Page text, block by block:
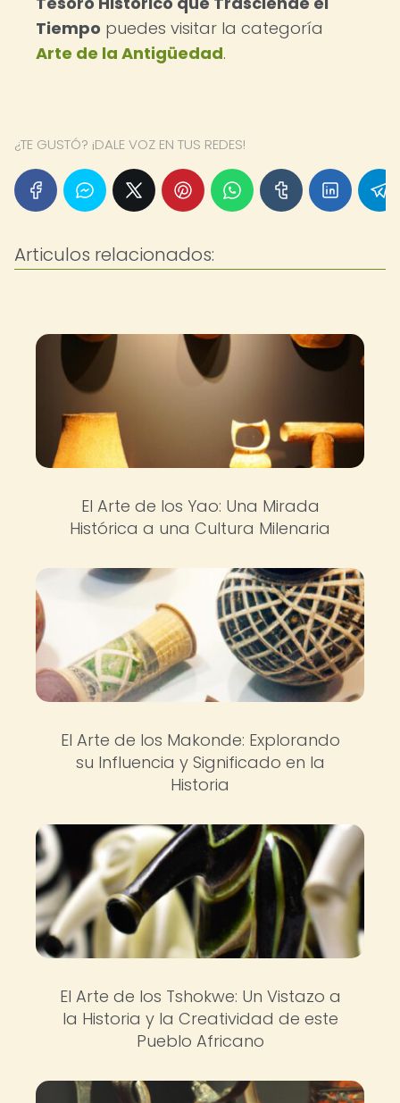
Tiempo puedes visitar la categoría
Arte de la Antigüedad.
¿TE GUSTÓ? ¡DALE VOZ EN TUS REDES!
Articulos relacionados:
El Arte de los Yao: Una Mirada
Histórica a una Cultura Milenaria
El Arte de los Makonde: Explorando
su Influencia y Significado en la
Historia
El Arte de los Tshokwe: Un Vistazo a
la Historia y la Creatividad de este
Pueblo Africano